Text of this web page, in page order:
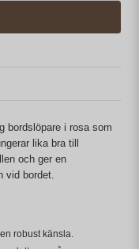
bordslöpare i rosa som
lika bra till
och ger en
vid bordet.
robust känsla.